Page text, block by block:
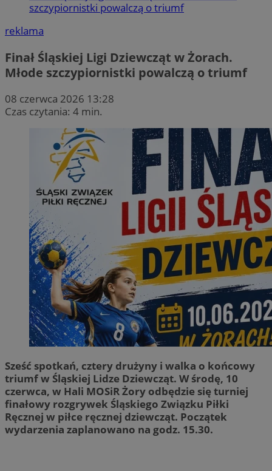
szczypiornistki powalczą o triumf
reklama
Finał Śląskiej Ligi Dziewcząt w Żorach.
Młode szczypiornistki powalczą o triumf
08 czerwca 2026 13:28
Czas czytania: 4 min.
Sześć spotkań, cztery drużyny i walka o końcowy
triumf w Śląskiej Lidze Dziewcząt. W środę, 10
czerwca, w Hali MOSiR Żory odbędzie się turniej
finałowy rozgrywek Śląskiego Związku Piłki
Ręcznej w piłce ręcznej dziewcząt. Początek
wydarzenia zaplanowano na godz. 15.30.